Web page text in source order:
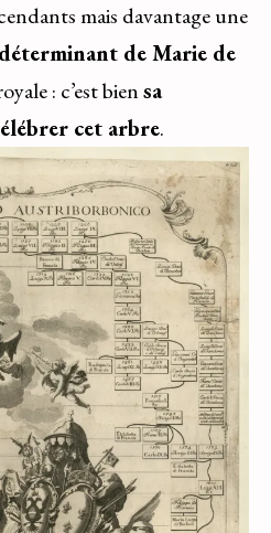
mais davantage une
de Marie de
: c’est biensa
cet arbre.